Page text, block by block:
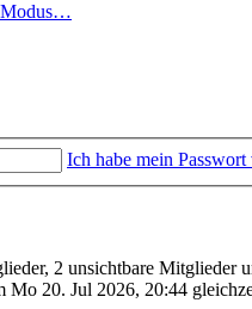
Modus…
Ich habe mein Passwort
2 unsichtbare Mitglieder
Mo 20. Jul 2026, 20:44